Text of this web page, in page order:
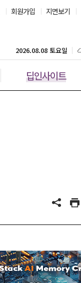
회원가입 지면보기
딥인사이트
2026.08.08 토요일